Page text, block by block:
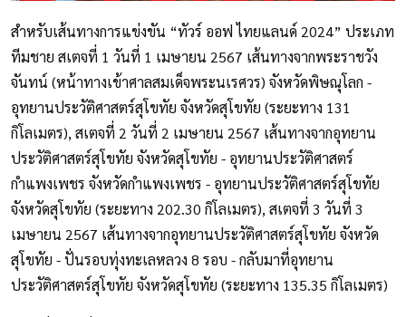
สำหรับเส้นทางการแข่งขัน “ทัวร์ ออฟ ไทยแลนด์ 2024” ประเภท
ทีมชาย สเตจที่ 1 วันที่ 1 เมษายน 2567 เส้นทางจากพระราชวัง
จันทน์ (หน้าทางเข้าศาลสมเด็จพระนเรศวร) จังหวัดพิษณุโลก -
อุทยานประวัติศาสตร์สุโขทัย จังหวัดสุโขทัย (ระยะทาง 131
กิโลเมตร), สเตจที่ 2 วันที่ 2 เมษายน 2567 เส้นทางจากอุทยาน
ประวัติศาสตร์สุโขทัย จังหวัดสุโขทัย - อุทยานประวัติศาสตร์
กำแพงเพชร จังหวัดกำแพงเพชร - อุทยานประวัติศาสตร์สุโขทัย
จังหวัดสุโขทัย (ระยะทาง 202.30 กิโลเมตร), สเตจที่ 3 วันที่ 3
เมษายน 2567 เส้นทางจากอุทยานประวัติศาสตร์สุโขทัย จังหวัด
สุโขทัย - ปั่นรอบทุ่งทะเลหลวง 8 รอบ - กลับมาที่อุทยาน
ประวัติศาสตร์สุโขทัย จังหวัดสุโขทัย (ระยะทาง 135.35 กิโลเมตร)